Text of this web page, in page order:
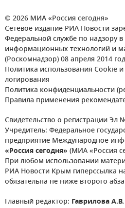
© 2026 МИА «Россия сегодня»
Сетевое издание РИА Новости
Федеральной службе по надзору в
информационных технологий и
(Роскомнадзор) 08 апреля 2014
Политика использования Cookie
логирования
Политика конфиденциальности
Правила применения
Свидетельство о регистрации Эл
Учредитель: Федеральное
предприятие Международное
«Россия сегодня» (МИА «Россия
При любом использовании
РИА Новости Крым гиперссылка
обязательна не ниже второго
Главный редактор: Гаврилова А.В.